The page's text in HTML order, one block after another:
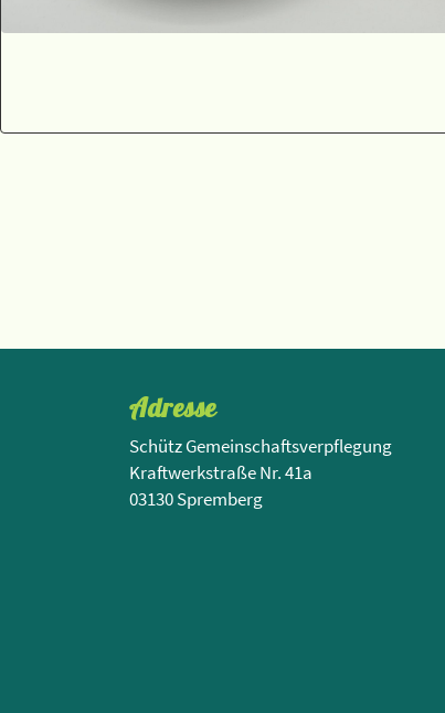
Adresse
Schütz Gemeinschaftsverpflegung
Kraftwerkstraße Nr. 41a
03130 Spremberg